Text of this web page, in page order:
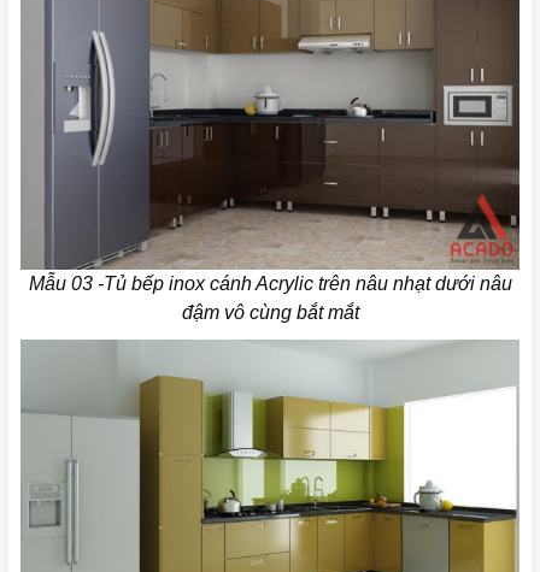
Mẫu 03 -Tủ bếp inox cánh Acrylic trên nâu nhạt dưới nâu
đậm vô cùng bắt mắt